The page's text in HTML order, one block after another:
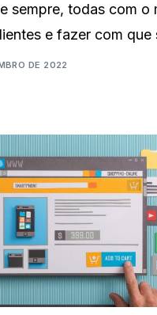
sempre, todas com o
e fazer com que
DE 2022